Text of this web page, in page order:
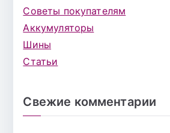
Советы покупателям
Аккумуляторы
Шины
Статьи
Свежие комментарии